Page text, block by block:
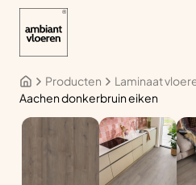
Producten
Laminaat
Aachen donkerbruin eiken
LAMINAAT